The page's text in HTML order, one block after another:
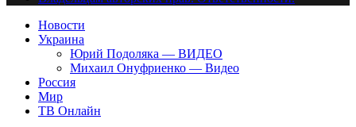
Новости
Украина
Юрий Подоляка — ВИДЕО
Михаил Онуфриенко — Видео
Россия
Мир
ТВ Онлайн